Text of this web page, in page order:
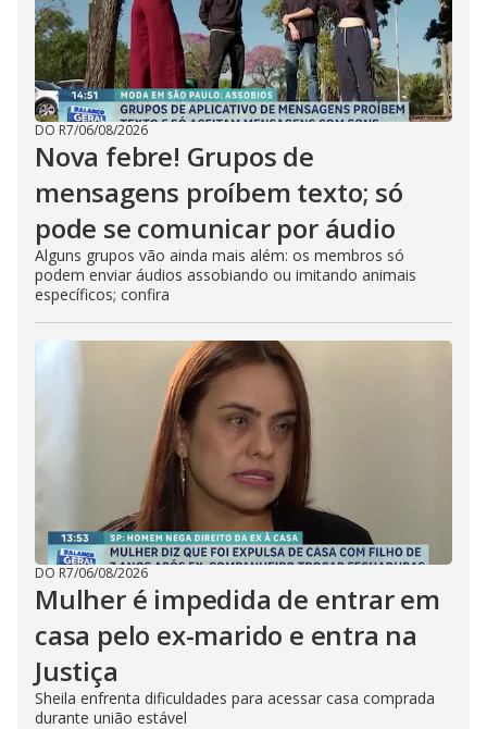
DO R7/06/08/2026
Nova febre! Grupos de
mensagens proíbem texto; só
pode se comunicar por áudio
Alguns grupos vão ainda mais além: os membros só
podem enviar áudios assobiando ou imitando animais
específicos; confira
DO R7/06/08/2026
Mulher é impedida de entrar em
casa pelo ex-marido e entra na
Justiça
Sheila enfrenta dificuldades para acessar casa comprada
durante união estável